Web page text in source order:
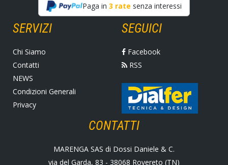
Paga in 3 rate senza interessi
SERVIZI
Chi Siamo
Contatti
NEWS
Condizioni Generali
Privacy
SEGUICI
Facebook
RSS
CONTATTI
MARENGA SAS di Dossi Daniele & C.
via del Garda, 83 - 38068 Rovereto (TN)